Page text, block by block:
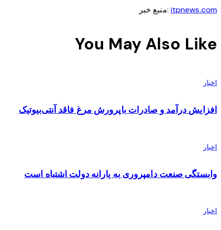
itpnews.com :منبع خبر
You May Also Like
اخبار
افزایش درآمد و صادرات باپرورش مرغ فاقد آنتی‌بیوتیک
اخبار
وابستگی صنعت دامپروری به یارانه دولت اشتباه است
اخبار